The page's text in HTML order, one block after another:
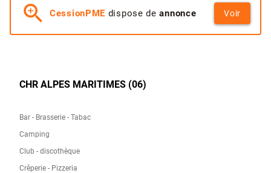
zoom_in CessionPME dispose deannonce Voir
CHR ALPES MARITIMES (06)
Bar - Brasserie - Tabac
Camping
Club - discothèque
Crêperie - Pizzeria